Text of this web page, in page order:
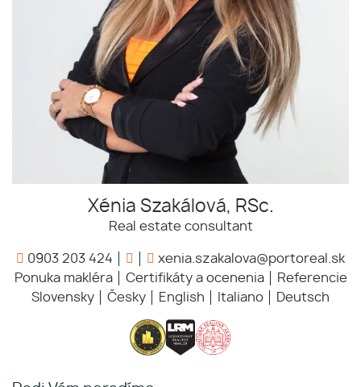
Xénia Szakálová, RSc.
Real estate consultant
0903 203 424
xenia.szakalova@portoreal.sk
Ponuka makléra
Certifikáty a ocenenia
Referencie
Slovensky
Česky English Italiano Deutsch